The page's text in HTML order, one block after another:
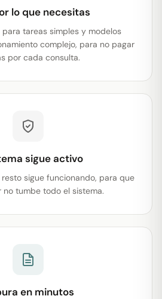
lo que necesitas
tareas simples y modelos
complejo, para no pagar
por cada consulta.
sigue activo
sigue funcionando, para que
no tumbe todo el sistema.
en minutos